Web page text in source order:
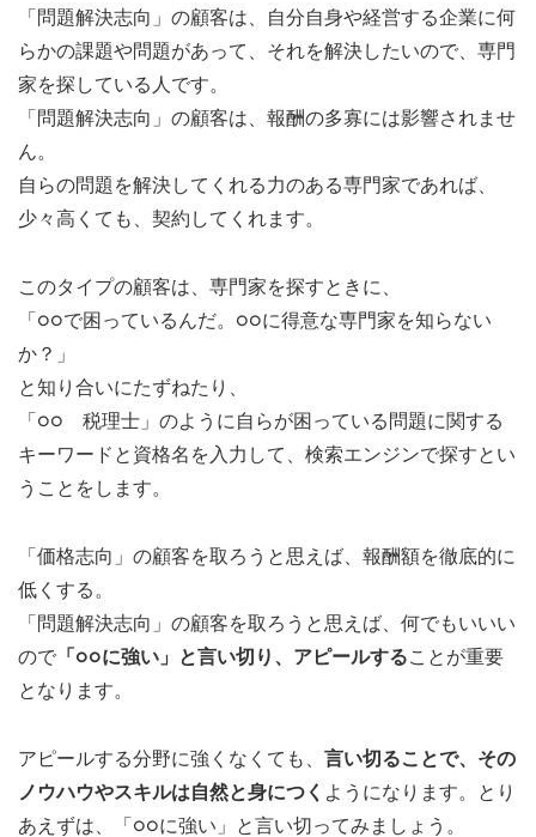
「問題解決志向」の顧客は、自分自身や経営する企業に何
らかの課題や問題があって、それを解決したいので、専門
家を探している人です。
「問題解決志向」の顧客は、報酬の多寡には影響されませ
ん。
自らの問題を解決してくれる力のある専門家であれば、
少々高くても、契約してくれます。
このタイプの顧客は、専門家を探すときに、
「○○で困っているんだ。○○に得意な専門家を知らない
か？」
と知り合いにたずねたり、
「○○ 税理士」のように自らが困っている問題に関する
キーワードと資格名を入力して、検索エンジンで探すとい
うことをします。
「価格志向」の顧客を取ろうと思えば、報酬額を徹底的に
低くする。
「問題解決志向」の顧客を取ろうと思えば、何でもいいい
ので 「○○に強い」と言い切り、アピールすることが重要
となります。
アピールする分野に強くなくても、 言い切ることで、その
ノウハウやスキルは自然と身につく ようになります。とり
あえずは、「○○に強い」と言い切ってみましょう。